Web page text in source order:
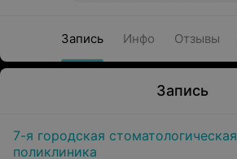
Запись Инфо Отзывы
Запись
7-я городская стоматологическая
поликлиника